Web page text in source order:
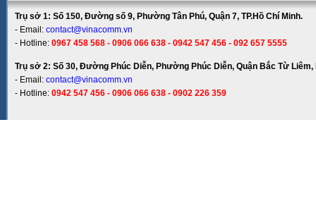
Trụ sở 1: Số 150, Đường số 9, Phường Tân Phú, Quận 7, TP.Hồ Chí Minh.
- Email: contact@vinacomm.vn
- Hotline: 0967 458 568 - 0906 066 638 - 0942 547 456 - 092 657 5555
Trụ sở 2: Số 30, Đường Phúc Diễn, Phường Phúc Diễn, Quận Bắc Từ Liêm,
- Email: contact@vinacomm.vn
- Hotline: 0942 547 456 - 0906 066 638 - 0902 226 359